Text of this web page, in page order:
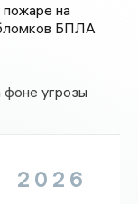
на
БПЛА
угрозы
2026